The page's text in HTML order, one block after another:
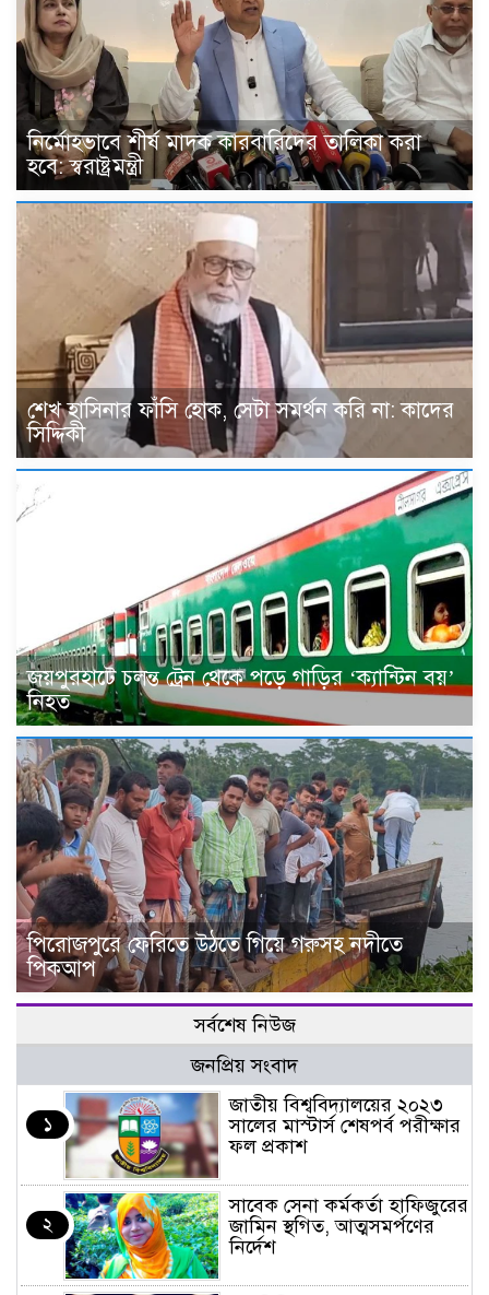
নির্মোহভাবে শীর্ষ মাদক কারবারিদের তালিকা করা
হবে: স্বরাষ্ট্রমন্ত্রী
শেখ হাসিনার ফাঁসি হোক, সেটা সমর্থন করি না: কাদের
সিদ্দিকী
জয়পুরহাটে চলন্ত ট্রেন থেকে পড়ে গাড়ির ‘ক্যান্টিন বয়’
নিহত
পিরোজপুরে ফেরিতে উঠতে গিয়ে গরুসহ নদীতে
পিকআপ
সর্বশেষ নিউজ
জনপ্রিয় সংবাদ
১
জাতীয় বিশ্ববিদ্যালয়ের ২০২৩
সালের মাস্টার্স শেষপর্ব পরীক্ষার
ফল প্রকাশ
২
সাবেক সেনা কর্মকর্তা হাফিজুরের
জামিন স্থগিত, আত্মসমর্পণের
নির্দেশ